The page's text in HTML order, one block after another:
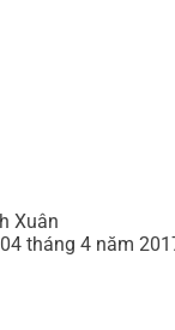
Xuân
tháng 4 năm